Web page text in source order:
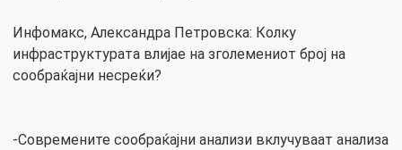
Инфомакс, Александра Петровска: Колку
инфраструктурата влијае на зголемениот број на
сообраќајни несреќи?
-Современите сообраќајни анализи вклучуваат анализа